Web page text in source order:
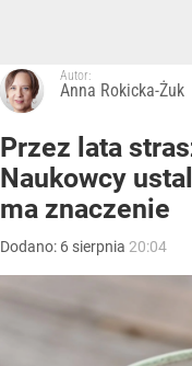
Autor:
Anna Rokicka-Żuk
Przez lata
Naukowcy
ma znaczenie
Dodano: 6 sierpnia 20:04